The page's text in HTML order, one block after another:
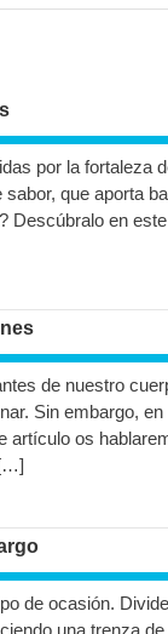
por la fortaleza
que aporta
Descúbralo en
de nuestro
Sin embargo,
artículo os
de ocasión.
una trenza